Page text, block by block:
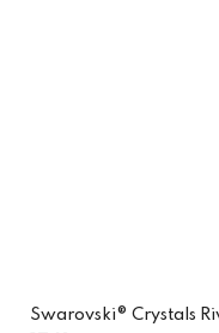
Swarovski® Crystals